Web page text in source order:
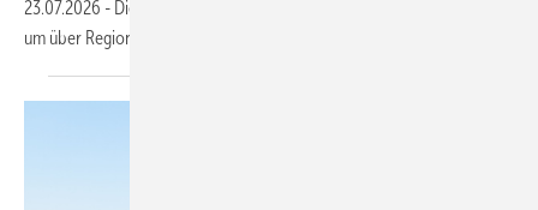
23.07.2026 - Die Windbranche trifft sich am 25. August 2026 in Kiel,
um über Regionalpläne, Finanzierung und mehr zu